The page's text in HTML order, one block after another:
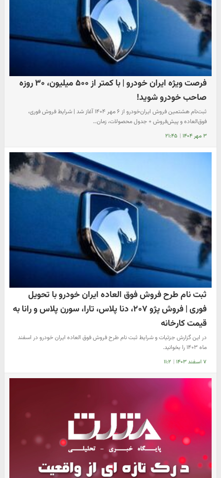
فرصت ویژه ایران خودرو | با کمتر از ۵۰۰ میلیون، ۳۰ روزه
صاحب خودرو شوید!
ثبت‌نام هشتمین فروش ایران‌خودرو از ۶ مهر ۱۴۰۴ آغاز شد | شرایط فروش فوری،
فوق‌العاده و پیش‌فروش + جدول محصولات، زمان…
۳ مهر ۱۴۰۴ | ۲۱:۴۵
ثبت نام طرح فروش فوق العاده ایران خودرو با تحویل
فوری | فروش پژو ۲۰۷، دنا پلاس، تارا، سورن پلاس و رانا به
قیمت کارخانه
در این گزارش جزئیات و شرایط ثبت نام طرح فروش فوق العاده ایران خودرو در اسفند
ماه ۱۴۰۳ را بخوانید.
۷ اسفند ۱۴۰۳ | ۱۱:۲